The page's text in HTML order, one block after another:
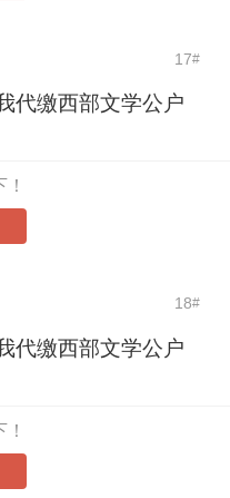
17#
代缴西部文学公户
18#
代缴西部文学公户